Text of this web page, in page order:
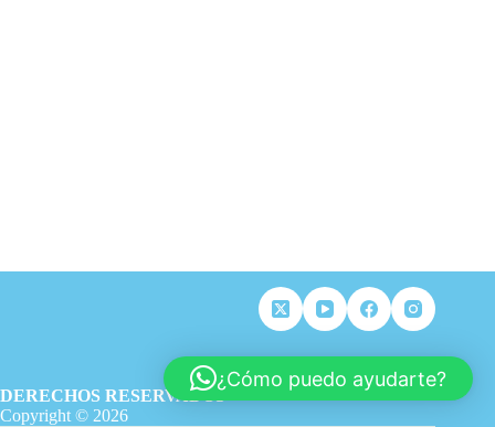
DERECHOS RESERVADOS
Copyright © 2026
¿Cómo puedo ayudarte?